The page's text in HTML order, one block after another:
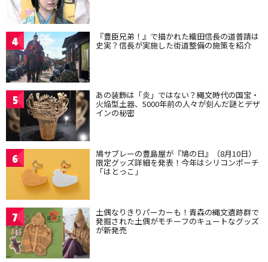
4 『豊臣兄弟！』で描かれた織田信長の道普請は
史実？信長が実施した街道整備の施策を紹介
5 あの装飾は「炎」ではない？縄文時代の国宝・
火焔型土器、5000年前の人々が刻んだ謎とデザ
インの秘密
6 鳩サブレーの豊島屋が『鳩の日』（8月10日）
限定グッズ詳細を発表！今年はシリコンポーチ
「はとっこ」
7 土偶なりきりパーカーも！青森の縄文遺跡群で
発掘された土偶がモチーフのキュートなグッズ
が新発売